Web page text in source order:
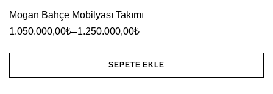
fazla
varyasyonu
var.
Mogan Bahçe Mobilyası Takımı
1.050.000,00₺–1.250.000,00₺
SEPETE EKLE